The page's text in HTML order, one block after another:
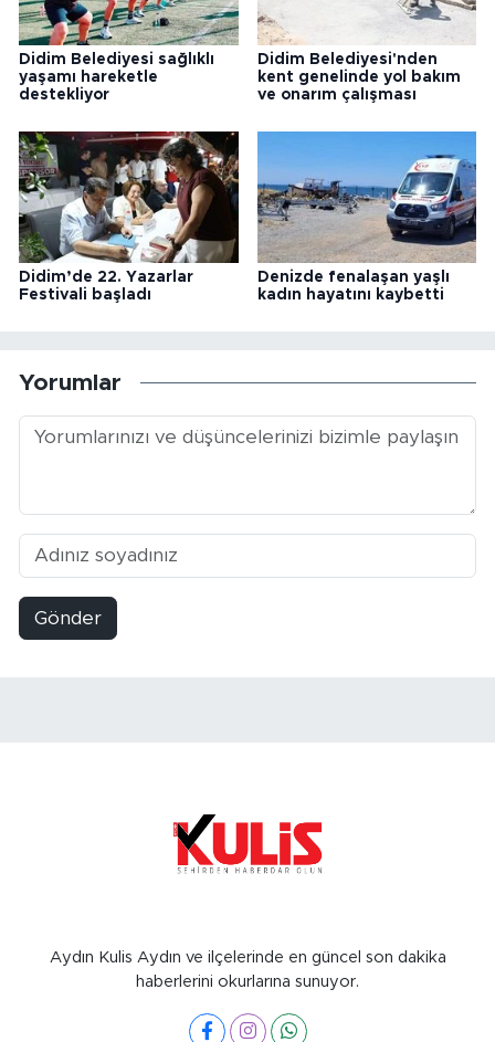
Didim Belediyesi sağlıklı
yaşamı hareketle
destekliyor
Didim Belediyesi'nden
kent genelinde yol bakım
ve onarım çalışması
Didim’de 22. Yazarlar
Festivali başladı
Denizde fenalaşan yaşlı
kadın hayatını kaybetti
Yorumlar
Gönder
Aydın Kulis Aydın ve ilçelerinde en güncel son dakika
haberlerini okurlarına sunuyor.